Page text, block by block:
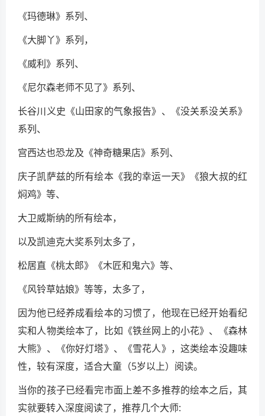
《玛德琳》系列、
《大脚丫》系列，
《威利》系列、
《尼尔森老师不见了》系列、
长谷川义史《山田家的气象报告》、《没关系没关系》
系列、
宫西达也恐龙及《神奇糖果店》系列、
庆子凯萨兹的所有绘本《我的幸运一天》《狼大叔的红
焖鸡》等、
大卫威斯纳的所有绘本，
以及凯迪克大奖系列太多了，
松居直《桃太郎》《木匠和鬼六》等、
《风铃草姑娘》等等，太多了，
因为他已经养成看绘本的习惯了，他现在已经开始看纪
实和人物类绘本了，比如《铁丝网上的小花》、《森林
大熊》、《你好灯塔》、《雪花人》，这类绘本没趣味
性，较有深度，适合大童（5岁以上）阅读。
当你的孩子已经看完市面上差不多推荐的绘本之后，其
实就要转入深度阅读了，推荐几个大师: